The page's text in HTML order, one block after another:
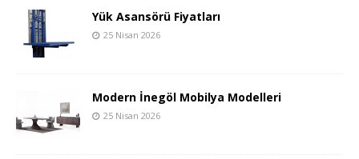
Yük Asansörü Fiyatları
25 Nisan 2026
Modern İnegöl Mobilya Modelleri
25 Nisan 2026